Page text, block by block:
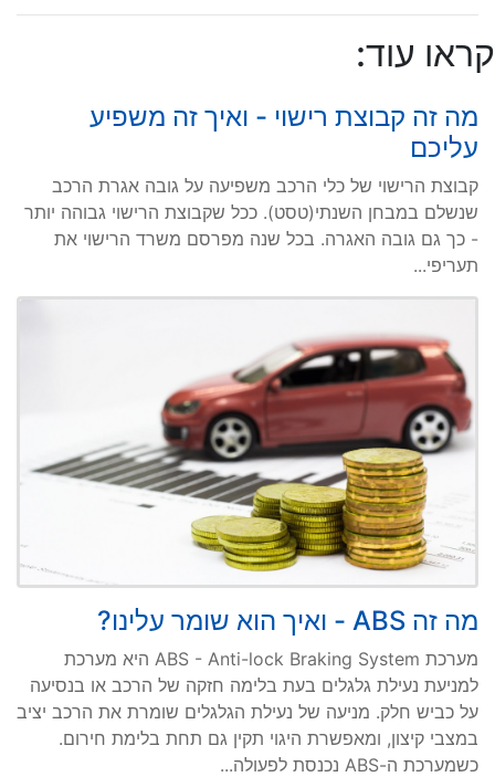
קראו עוד:
מה זה קבוצת רישוי - ואיך זה משפיע
עליכם
קבוצת הרישוי של כלי הרכב משפיעה על גובה אגרת הרכב
שנשלם במבחן השנתי(טסט). ככל שקבוצת הרישוי גבוהה יותר
- כך גם גובה האגרה. בכל שנה מפרסם משרד הרישוי את
תעריפי...
מה זה ABS - ואיך הוא שומר עלינו?
מערכת ABS - Anti-lock Braking System היא מערכת
למניעת נעילת גלגלים בעת בלימה חזקה של הרכב או בנסיעה
על כביש חלק. מניעה של נעילת הגלגלים שומרת את הרכב יציב
במצבי קיצון, ומאפשרת היגוי תקין גם תחת בלימת חירום.
כשמערכת ה-ABS נכנסת לפעולה...